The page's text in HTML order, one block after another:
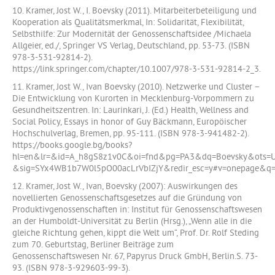
10. Kramer, Jost W., I. Boevsky (2011). Mitarbeiterbeteiligung und
Kooperation als Qualitätsmerkmal, In: Solidarität, Flexibilität,
Selbsthilfe: Zur Modernität der Genossenschaftsidee /Michaela
Allgeier, ed./, Springer VS Verlag, Deutschland, pp. 53-73. (ISBN
978-3-531-92814-2).
https://link.springer.com/chapter/10.1007/978-3-531-92814-2_3.
11. Kramer, Jost W., Ivan Boevsky (2010). Netzwerke und Cluster –
Die Entwicklung von Kurorten in Mecklenburg-Vorpommern zu
Gesundheitszentren. In: Laurinkari, J. (Ed.) Health, Wellness and
Social Policy, Essays in honor of Guy Bäckmann, Europöischer
Hochschulverlag, Bremen, pp. 95-111. (ISBN 978-3-941482-2).
https://books.google.bg/books?
12. Kramer, Jost W., Ivan, Boevsky (2007): Auswirkungen des
novellierten Genossenschaftsgesetzes auf die Gründung von
Produktivgenossenschaften in: Institut für Genossenschaftswesen
an der Humboldt-Universität zu Berlin (Hrsg.), „Wenn alle in die
gleiche Richtung gehen, kippt die Welt um“, Prof. Dr. Rolf Steding
zum 70. Geburtstag, Berliner Beiträge zum
Genossenschaftswesen Nr. 67, Papyrus Druck GmbH, Berlin.S. 73-
93. (ISBN 978-3-929603-99-3).